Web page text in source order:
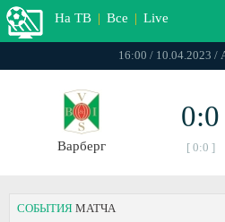
На ТВ | Все | Live
16:00 / 10.04.2023 /
Варберг
0:0
[ 0:0 ]
СОБЫТИЯ МАТЧА